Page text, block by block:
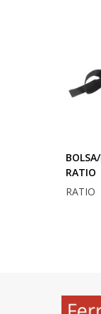
RATIO
RATIO